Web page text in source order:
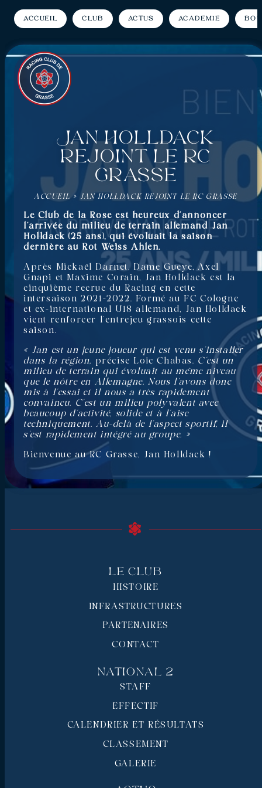
Accueil Club Actus Académie
Jan Holldack
rejoint le RC
Grasse
ACCUEIL» JAN HOLLDACK REJOINT LE RC GRASSE
Le Club de la Rose est heureux d’annoncer
l’arrivée du milieu de terrain allemand Jan
Holldack (25 ans), qui évoluait la saison
dernière au Rot Weiss Ahlen.
Après Mickaël Darnet, Dame Gueye, Axel
Gnapi et Maxime Corain, Jan Holldack est la
cinquième recrue du Racing en cette
intersaison 2021-2022. Formé au FC Cologne
et ex-international U18 allemand, Jan Holldack
vient renforcer l’entrejeu grassois cette
saison.
« Jan est un jeune joueur qui est venu s’installer
dans la région, précise Loïc Chabas. C’est un
milieu de terrain qui évoluait au même niveau
que le nôtre en Allemagne. Nous l’avons donc
mis à l’essai et il nous a très rapidement
convaincu. C’est un milieu polyvalent avec
beaucoup d’activité, solide et à l’aise
techniquement. Au-delà de l’aspect sportif, il
s’est rapidement intégré au groupe. »
Bienvenue au RC Grasse, Jan Holldack !
Le Club
HISTOIRE
INFRASTRUCTURES
PARTENAIRES
CONTACT
National 2
STAFF
EFFECTIF
CALENDRIER ET RÉSULTATS
CLASSEMENT
GALERIE